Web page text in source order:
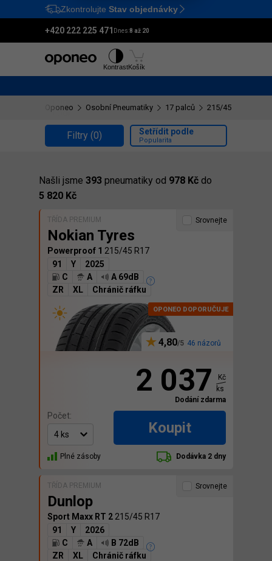
Ctrl M
Zkontrolujte Stav objednávky
+420 222 225 471 Dnes:8 až 20
KontrastKošík
Oponeo Osobní Pneumatiky 17 palců 215/45 R17
Filtry (0)
Našli jsme 393 pneumatiky od 978 Kč do
5 820 Kč
Setřídit podle
Popularita
TŘÍDA PREMIUM
Nokian Tyres
Powerproof 1 215/45 R17
91
Y
2025
C
A
A 69dB
ZR
XL Chránič ráfku
4,80 46 názorů
Srovnejte
2 037
Kč
ks
Dodání zdarma
Počet:
Koupit
Plné zásoby Dodávka 2 dny
TŘÍDA PREMIUM
Dunlop
Sport Maxx RT 2 215/45 R17
91
Y
2026
C
A
B 72dB
ZR
XL Chránič ráfku
Srovnejte